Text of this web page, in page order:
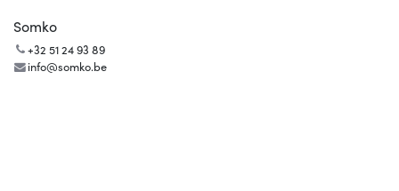
Somko
+32 51 24 93 89
info@somko.be